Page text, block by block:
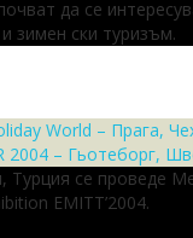
да се
зимен ски туризъм.
World – Прага,
2004 – Гьотеборг,
Турция се проведе
EMITT’2004.